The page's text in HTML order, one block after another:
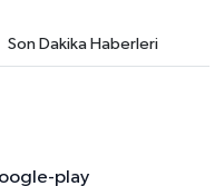
Son Dakika Haberleri